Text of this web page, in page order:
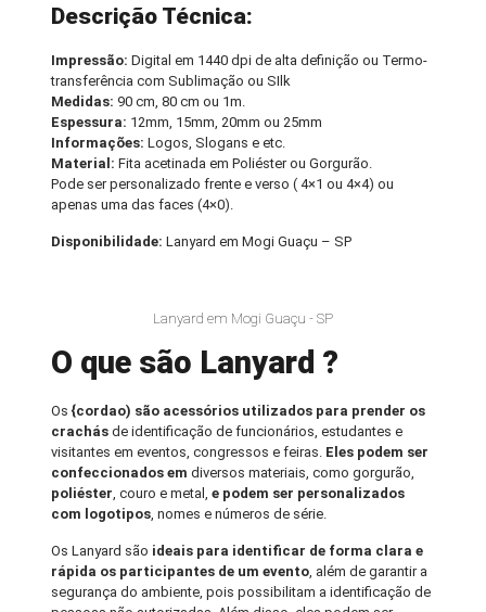
Descrição Técnica:
Impressão: Digital em 1440 dpi de alta definição ou Termo-
transferência com Sublimação ou SIlk
Medidas: 90 cm, 80 cm ou 1m.
Espessura: 12mm, 15mm, 20mm ou 25mm
Informações:Logos, Slogans e etc.
Material: Fita acetinada em Poliéster ou Gorgurão.
Pode ser personalizado frente e verso ( 4×1 ou 4×4) ou
apenas uma das faces (4×0).
Disponibilidade:Lanyard em Mogi Guaçu – SP
Lanyard em Mogi Guaçu - SP
O que são Lanyard ?
Os {cordao) são acessórios utilizados para prender os
crachás de identificação de funcionários, estudantes e
visitantes em eventos, congressos e feiras. Eles podem ser
confeccionados emdiversos materiais, como gorgurão,
poliéster, couro e metal,e podem ser personalizados
com logotipos, nomes e números de série.
Os Lanyard são ideais para identificar de forma clara e
rápida os participantes de um evento, além de garantir a
segurança do ambiente, pois possibilitam a identificação de